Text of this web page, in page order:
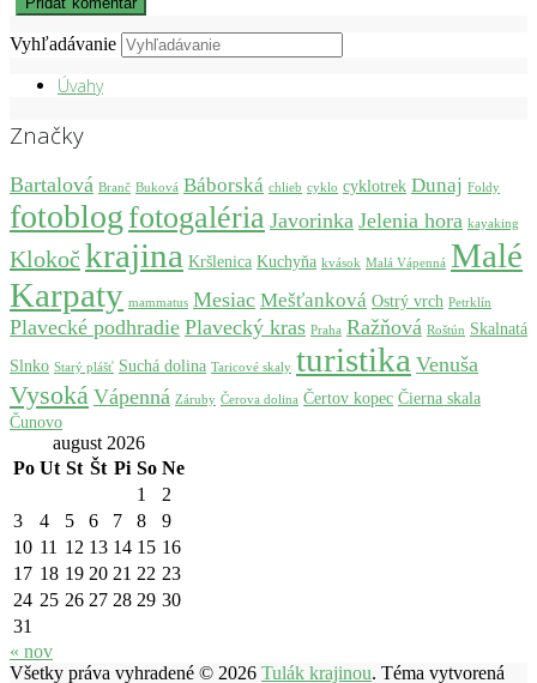
Vyhľadávanie
Úvahy
Značky
Bartalová Branč Buková Báborská chlieb cyklo cyklotrek Dunaj Foldy
fotoblog fotogaléria Javorinka Jelenia hora kayaking
Klokoč krajina Kršlenica Kuchyňa kvások Malá Vápenná Malé
Karpaty mammatus Mesiac Mešťanková Ostrý vrch Petrklín
Plavecké podhradie Plavecký kras Praha Ražňová Roštún Skalnatá
Slnko Starý plášť Suchá dolina Taricové skaly turistika Venuša
Vysoká Vápenná Záruby Čerova dolina Čertov kopec Čierna skala
Čunovo
august 2026
Po Ut St Št Pi So Ne
1
2
3
4 5 6 7 8
9
10 11 12 13 14 15 16
17 18 19 20 21 22 23
24 25 26 27 28 29 30
31
« nov
Všetky práva vyhradené © 2026 Tulák krajinou. Téma vytvorená